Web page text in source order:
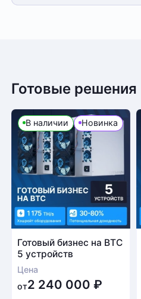
Готовые решения
В наличии Новинка
Готовый бизнес на BTC
5 устройств
Цена
от2 240 000 ₽